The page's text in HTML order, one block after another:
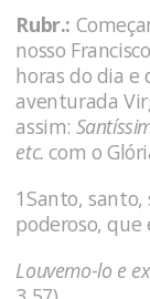
Rubr.:
nosso
horas do dia e
aventurada
assim:
etc.com o
1Santo,
poderoso, que
Louvemo-lo e